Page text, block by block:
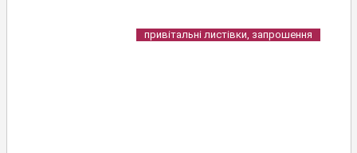
привітальні листівки, запрошення